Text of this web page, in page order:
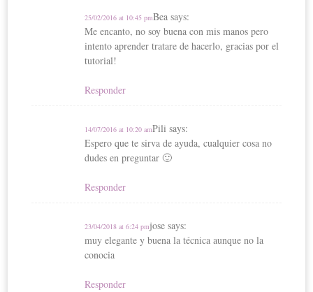
t
pa
rti
r
Bea says:
25/02/2016 at 10:45 pm
Me encanto, no soy buena con mis manos pero
intento aprender tratare de hacerlo, gracias por el
tutorial!
Responder
Pili says:
14/07/2016 at 10:20 am
Espero que te sirva de ayuda, cualquier cosa no
dudes en preguntar 🙂
Responder
jose says:
23/04/2018 at 6:24 pm
muy elegante y buena la técnica aunque no la
conocia
Responder